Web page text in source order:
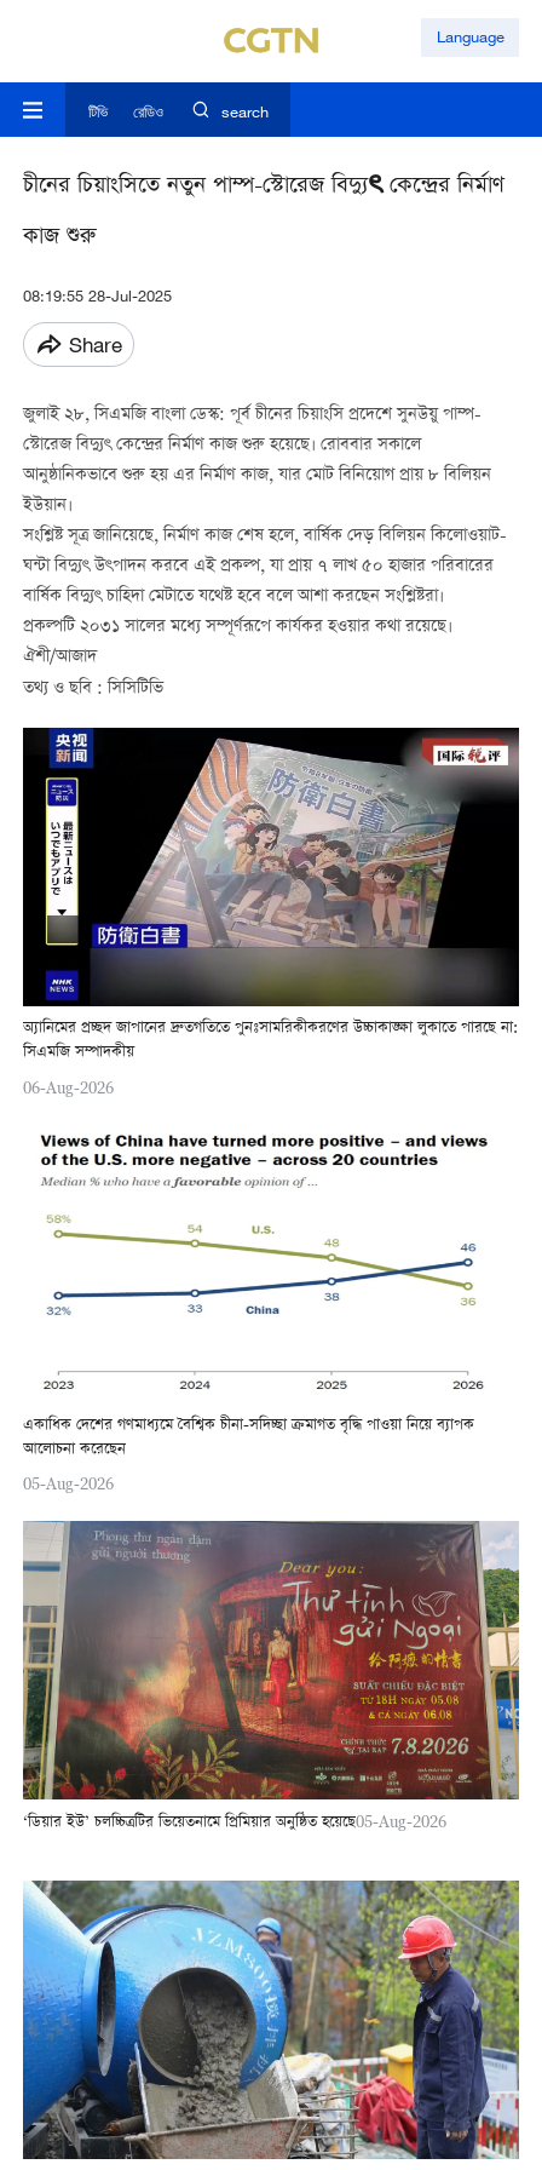
Language
টিভি রেডিও search
চীনের চিয়াংসিতে নতুন পাম্প-স্টোরেজ বিদ্যুৎ কেন্দ্রের নির্মাণ
কাজ শুরু
08:19:55 28-Jul-2025
Share
জুলাই ২৮, সিএমজি বাংলা ডেস্ক: পূর্ব চীনের চিয়াংসি প্রদেশে সুনউয়ু পাম্প-
স্টোরেজ বিদ্যুৎ কেন্দ্রের নির্মাণ কাজ শুরু হয়েছে। রোববার সকালে
আনুষ্ঠানিকভাবে শুরু হয় এর নির্মাণ কাজ, যার মোট বিনিয়োগ প্রায় ৮ বিলিয়ন
ইউয়ান।
সংশ্লিষ্ট সূত্র জানিয়েছে, নির্মাণ কাজ শেষ হলে, বার্ষিক দেড় বিলিয়ন কিলোওয়াট-
ঘন্টা বিদ্যুৎ উৎপাদন করবে এই প্রকল্প, যা প্রায় ৭ লাখ ৫০ হাজার পরিবারের
বার্ষিক বিদ্যুৎ চাহিদা মেটাতে যথেষ্ট হবে বলে আশা করছেন সংশ্লিষ্টরা।
প্রকল্পটি ২০৩১ সালের মধ্যে সম্পূর্ণরূপে কার্যকর হওয়ার কথা রয়েছে।
ঐশী/আজাদ
তথ্য ও ছবি : সিসিটিভি
অ্যানিমের প্রচ্ছদ জাপানের দ্রুতগতিতে পুনঃসামরিকীকরণের উচ্চাকাঙ্ক্ষা লুকাতে পারছে না:
সিএমজি সম্পাদকীয়
06-Aug-2026
একাধিক দেশের গণমাধ্যমে বৈশ্বিক চীনা-সদিচ্ছা ক্রমাগত বৃদ্ধি পাওয়া নিয়ে ব্যাপক
আলোচনা করেছেন
05-Aug-2026
‘ডিয়ার ইউ’ চলচ্চিত্রটির ভিয়েতনামে প্রিমিয়ার অনুষ্ঠিত হয়েছে05-Aug-2026